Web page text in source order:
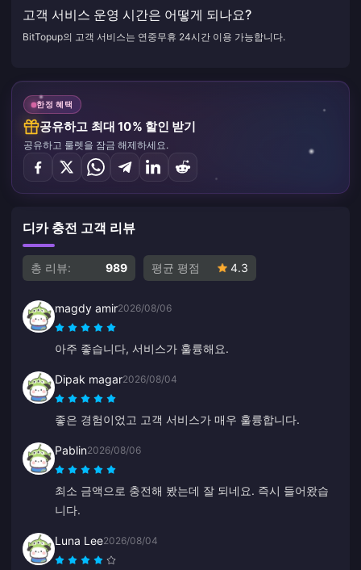
고객 서비스 운영 시간은 어떻게 되나요?
BitTopup의 고객 서비스는 연중무휴 24시간 이용 가능합니다.
한정 혜택
공유하고 최대 10% 할인 받기
공유하고 룰렛을 잠금 해제하세요.
디카 충전 고객 리뷰
총 리뷰: 989 평균 평점 4.3
magdy amir2026/08/06
아주 좋습니다, 서비스가 훌륭해요.
Dipak magar2026/08/04
좋은 경험이었고 고객 서비스가 매우 훌륭합니다.
Pablin2026/08/06
최소 금액으로 충전해 봤는데 잘 되네요. 즉시 들어왔습
니다.
Luna Lee2026/08/04